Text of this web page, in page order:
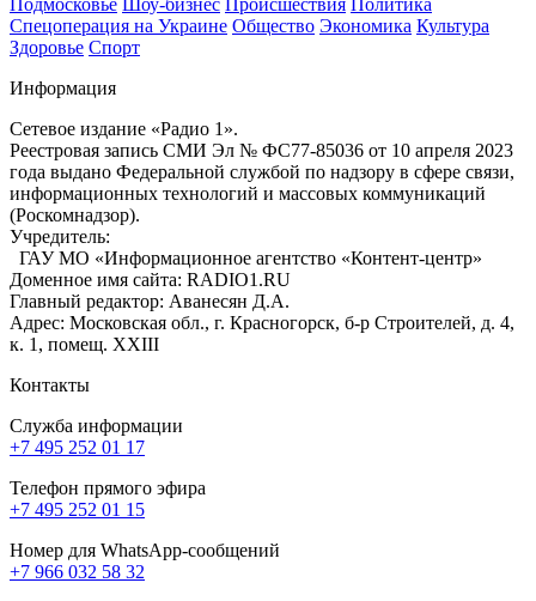
Подмосковье Шоу-бизнес Происшествия Политика
Спецоперация на Украине Общество Экономика Культура
Здоровье Спорт
Информация
Сетевое издание «Радио 1».
Реестровая запись СМИ Эл № ФС77-85036 от 10 апреля 2023
года выдано Федеральной службой по надзору в сфере связи,
информационных технологий и массовых коммуникаций
(Роскомнадзор).
Учредитель:
ГАУ МО «Информационное агентство «Контент-центр»
Доменное имя сайта: RADIO1.RU
Главный редактор: Аванесян Д.А.
Адрес: Московская обл., г. Красногорск, б-р Строителей, д. 4,
к. 1, помещ. XXIII
Контакты
Служба информации
+7 495 252 01 17
Телефон прямого эфира
+7 495 252 01 15
Номер для WhatsApp-сообщений
+7 966 032 58 32